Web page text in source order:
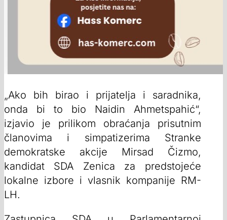
„Ako bih birao i prijatelja i saradnika,
onda bi to bio Naidin Ahmetspahić“,
izjavio je prilikom obraćanja prisutnim
članovima i simpatizerima Stranke
demokratske akcije Mirsad Čizmo,
kandidat SDA Zenica za predstojeće
lokalne izbore i vlasnik kompanije RM-
LH.